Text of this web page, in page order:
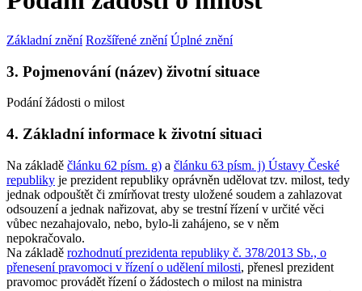
Základní znění Rozšířené znění Úplné znění
3. Pojmenování (název) životní situace
Podání žádosti o milost
4. Základní informace k životní situaci
Na základě článku 62 písm. g) a článku 63 písm. j) Ústavy České
republiky je prezident republiky oprávněn udělovat tzv. milost, tedy
jednak odpouštět či zmírňovat tresty uložené soudem a zahlazovat
odsouzení a jednak nařizovat, aby se trestní řízení v určité věci
vůbec nezahajovalo, nebo, bylo-li zahájeno, se v něm
nepokračovalo.
Na základě rozhodnutí prezidenta republiky č. 378/2013 Sb., o
přenesení pravomoci v řízení o udělení milosti, přenesl prezident
pravomoc provádět řízení o žádostech o milost na ministra